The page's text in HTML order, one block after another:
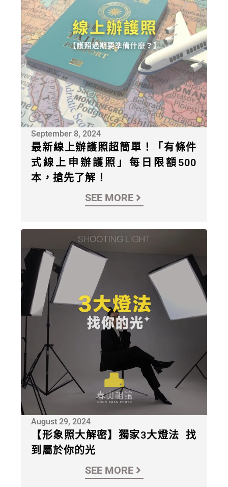
September 8, 2024
最新線上辦護照超簡單！「有條件
式線上申辦護照」每日限額500
本，搶先了解！
SEE MORE
August 29, 2024
【形象照大解密】獨家3大燈法 找
到屬於你的光
SEE MORE